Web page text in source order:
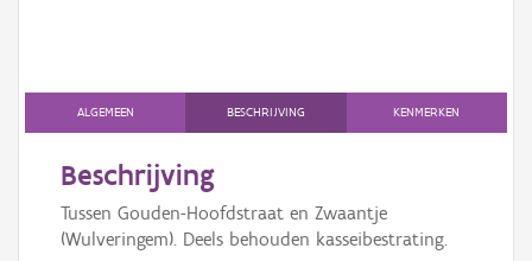
Persoon of collectief
Downloads
Hergebruik
ALGEMEEN BESCHRIJVING KENMERKEN
Beschrijving
Tussen Gouden-Hoofdstraat en Zwaantje
(Wulveringem). Deels behouden kasseibestrating.